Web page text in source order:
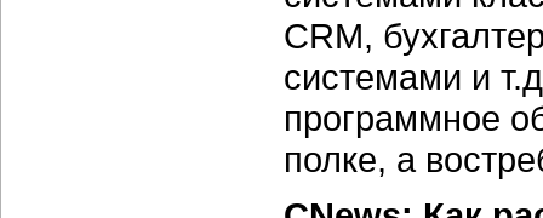
CRM,
системами и
программное
полке, а